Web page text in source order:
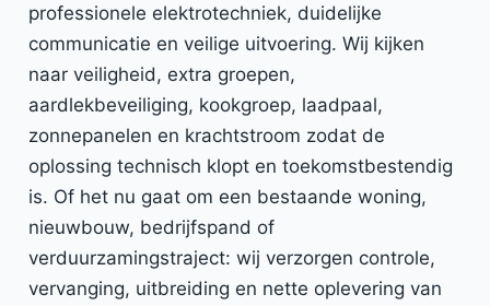
professionele elektrotechniek, duidelijke
communicatie en veilige uitvoering. Wij kijken
naar veiligheid, extra groepen,
aardlekbeveiliging, kookgroep, laadpaal,
zonnepanelen en krachtstroom zodat de
oplossing technisch klopt en toekomstbestendig
is. Of het nu gaat om een bestaande woning,
nieuwbouw, bedrijfspand of
verduurzamingstraject: wij verzorgen controle,
vervanging, uitbreiding en nette oplevering van